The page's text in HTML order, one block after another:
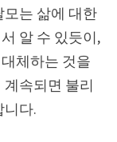
는 삶에 대한
알 수 있듯이,
체하는 것을
속되면 불리
니다.